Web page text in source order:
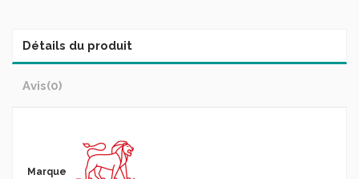
Détails du produit
Avis(0)
Marque